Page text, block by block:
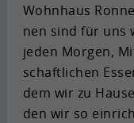
Wohn­haus
nen sind für uns
jeden Mor­gen,
schaft­li­chen
dem wir zu
den wir so